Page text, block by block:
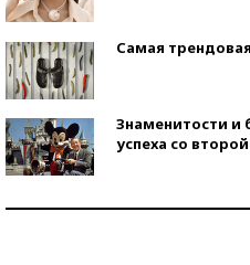
Самая
Знаменитости и
успеха со